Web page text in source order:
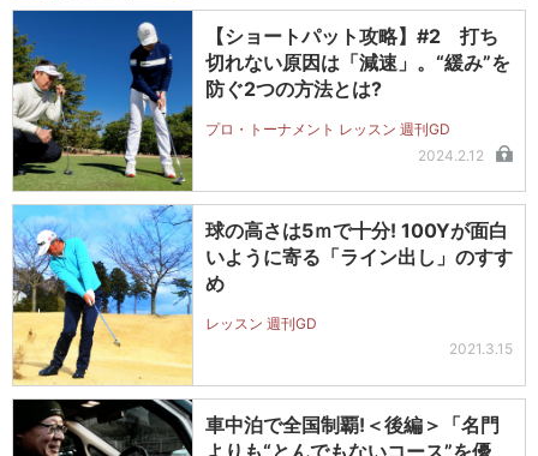
【ショートパット攻略】#2 打ち
切れない原因は「減速」。“緩み”を
防ぐ2つの方法とは?
プロ・トーナメント レッスン 週刊GD
2024.2.12
球の高さは5ｍで十分! 100Yが面白
いように寄る「ライン出し」のすす
め
レッスン 週刊GD
2021.3.15
車中泊で全国制覇!＜後編＞「名門
よりも“とんでもないコース”を優